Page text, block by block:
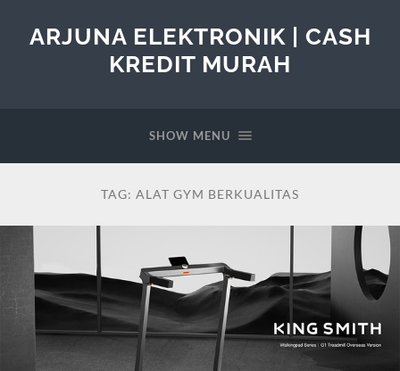
ARJUNA ELEKTRONIK | CASH
KREDIT MURAH
SHOW MENU
TAG: ALAT GYM BERKUALITAS